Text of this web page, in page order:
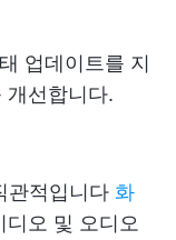
업데이트를 지
개선합니다.
관적입니다 화
오 및 오디오